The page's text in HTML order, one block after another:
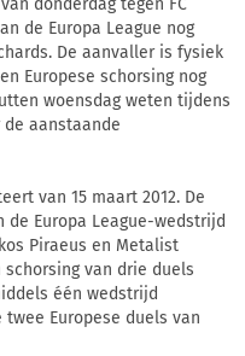
de Europa League nog
De aanvaller is fysiek
Europese schorsing nog
woensdag weten tijdens
aanstaande
van 15 maart 2012. De
Europa League-wedstrijd
Piraeus en Metalist
van drie duels
één wedstrijd
Europese duels van